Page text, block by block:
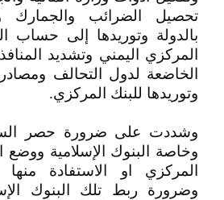
تحصيل الضرائب والجمارك
بالدولة وتوريدها إلى حساب
المركزي اليمني وتشديد
الخاضعة لدول التحالف
وتوريدها للبنك المركزي.
وشددت على ضرورة حصر
وخاصة البنوك الإسلامية ووضع
المركزي او الاستفادة
وضرورة ربط تلك البنوك